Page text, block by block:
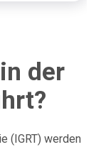
der
(IGRT) werden